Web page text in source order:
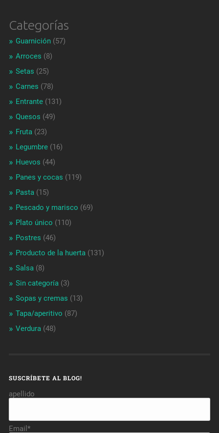
Categorías
Guarnición(57)
Arroces (8)
Setas (25)
Carnes (78)
Entrante(131)
Quesos (49)
Fruta(23)
Legumbre(16)
Huevos (44)
Panes y cocas (119)
Pasta(15)
Pescado y marisco (69)
Plato único (110)
Postres (46)
Producto de la huerta(131)
Salsa(8)
Sin categoría(3)
Sopas y cremas (13)
Tapa/aperitivo (87)
Verdura(48)
SUSCRÍBETE AL BLOG!
apellido
Email*